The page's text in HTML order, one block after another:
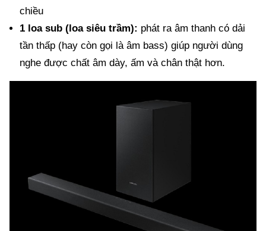
chiều
1 loa sub (loa siêu trầm): phát ra âm thanh có dải
tần thấp (hay còn gọi là âm bass) giúp người dùng
nghe được chất âm dày, ấm và chân thật hơn.